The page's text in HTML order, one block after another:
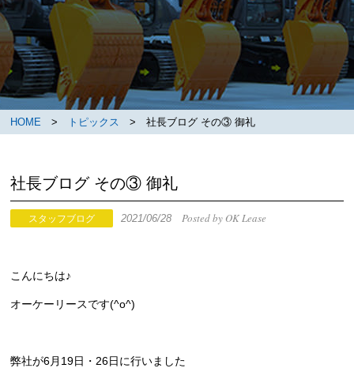
HOME > トピックス > 社長ブログ その③ 御礼
社長ブログ その③ 御礼
スタッフブログ 2021/06/28Posted by OK Lease
こんにちは♪
オーケーリースです(^o^)
弊社が6月19日・26日に行いました